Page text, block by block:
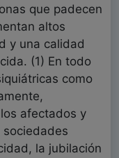
que padecen
altos
y una calidad
(1) En todo
como
afectados y
la jubilación